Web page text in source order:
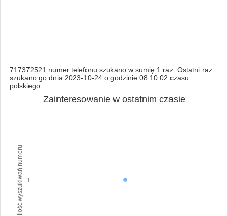
717372521 numer telefonu szukano w sumię 1 raz. Ostatni raz
szukano go dnia 2023-10-24 o godzinie 08:10:02 czasu
polskiego.
Ilość wyszukiwań numeru
Zainteresowanie w ostatnim czasie
1